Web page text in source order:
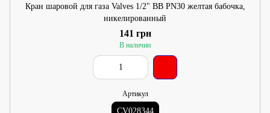
Кран шаровой для газа Valves 1/2" ВВ PN30 желтая бабочка,
никелированный
141 грн
В наличии
Артикул
CV028344